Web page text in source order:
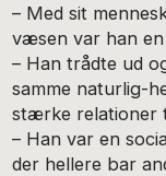
– Med sit
væsen var han
– Han trådte ud
samme naturlig-
stærke relationer
– Han var en
der hellere bar